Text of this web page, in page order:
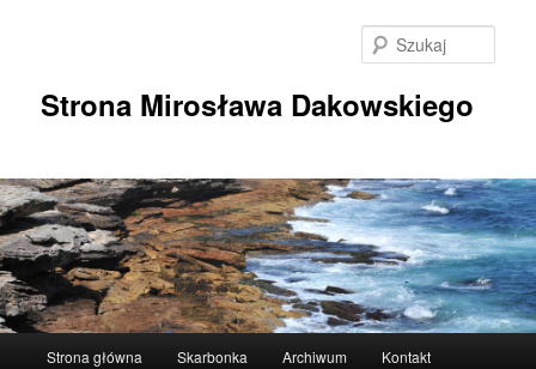
Strona Mirosława Dakowskiego
Strona główna Skarbonka Archiwum Kontakt